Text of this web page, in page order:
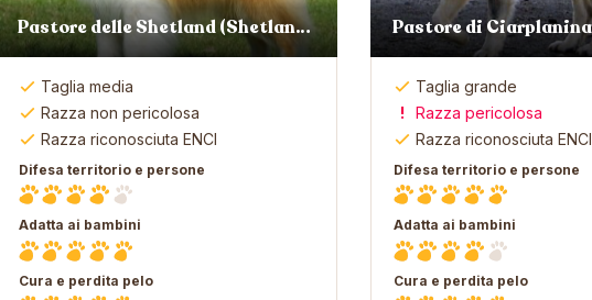
Pastore delle Shetland (Shetland Sheepdog)
Taglia media
Razza non pericolosa
Razza riconosciuta ENCI
Difesa territorio e persone
Adatta ai bambini
Cura e perdita pelo
Taglia grande
Razza pericolosa
Razza riconosciuta ENCI
Difesa territorio e persone
Adatta ai bambini
Cura e perdita pelo